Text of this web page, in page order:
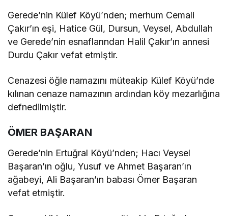
Gerede’nin Külef Köyü’nden; merhum Cemali
Çakır’ın eşi, Hatice Gül, Dursun, Veysel, Abdullah
ve Gerede’nin esnaflarından Halil Çakır’ın annesi
Durdu Çakır vefat etmiştir.
Cenazesi öğle namazını müteakip Külef Köyü’nde
kılınan cenaze namazının ardından köy mezarlığına
defnedilmiştir.
ÖMER BAŞARAN
Gerede’nin Ertuğral Köyü’nden; Hacı Veysel
Başaran’ın oğlu, Yusuf ve Ahmet Başaran’ın
ağabeyi, Ali Başaran’ın babası Ömer Başaran
vefat etmiştir.